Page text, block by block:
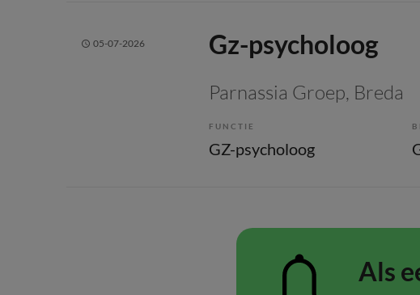
05-07-2026 Gz-psycholoog
Parnassia Groep, Breda
FUNCTIE
GZ-psycholoog
Als